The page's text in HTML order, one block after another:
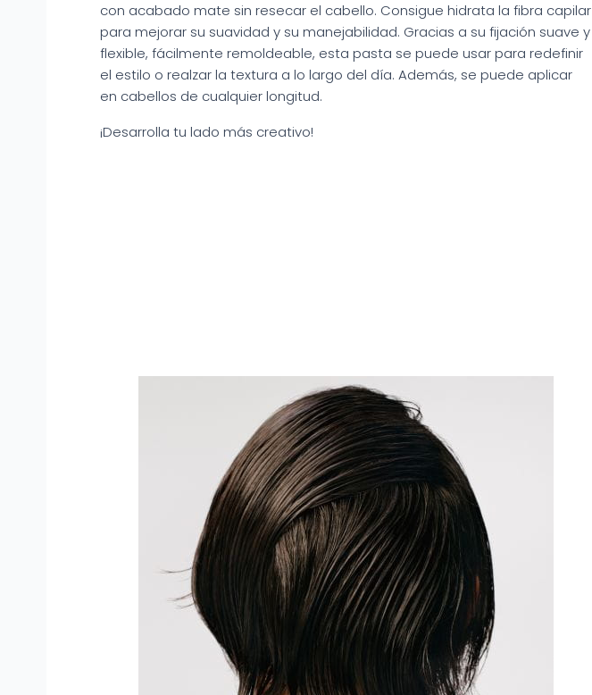
con acabado mate sin resecar el cabello. Consigue hidrata la fibra capilar
para mejorar su suavidad y su manejabilidad. Gracias a su fijación suave y
flexible, fácilmente remoldeable, esta pasta se puede usar para redefinir
el estilo o realzar la textura a lo largo del día. Además, se puede aplicar
en cabellos de cualquier longitud.
¡Desarrolla tu lado más creativo!